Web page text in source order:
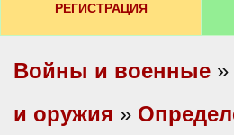
РЕГИСТРАЦИЯ
Войны и военные »
и оружия »